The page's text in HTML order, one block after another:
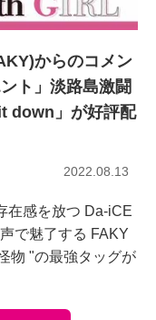
からのコメン
ト」淡路島激闘
down」が好評配
2022.08.13
在感を放つ Da-iCE
で魅了する FAKY
物 "の最強タッグが